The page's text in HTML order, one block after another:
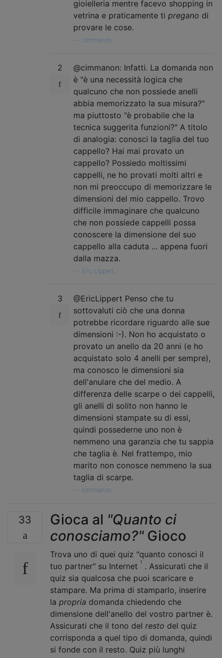
gioielleria mentre facevo shopping in
vetrina e praticamente ti pregano di
provare le cose.
cimmanon,
2
@cimmanon: Infatti. La domanda non
è "è una necessità logica che
qualcuno che non possiede anelli
abbia memorizzato la sua misura?"
ma piuttosto "è probabile che la
tecnica suggerita funzioni?" A titolo
di analogia: conosci la taglia del tuo
cappello? Hai mai provato un
cappello? Possiedo moltissimi
cappelli, ne ho provati molti altri e
non mi preoccupo di memorizzare le
dimensioni del mio cappello. Trovo
difficile immaginare che qualcuno
che non possiede cappelli possa
conoscere la dimensione del suo
cappello alla caduta ... appena fuori
dalla mazza.
Eric Lippert,
3
@EricLippert Penso che tu
sottovaluti ciò che una donna
potrebbe ricordare riguardo alle sue
dimensioni :-). Non ho acquistato o
provato un anello da 20 anni (e ho
acquistato solo 4 anelli per sempre),
ma conosco le dimensioni sia
dell'anulare che del medio. A
differenza delle scarpe o dei cappelli,
gli anelli di solito non hanno le
dimensioni stampate su di essi,
quindi possederne uno non è
nemmeno una garanzia che tu sappia
che taglia è. Nel frattempo, mio ​​
marito non conosce nemmeno la sua
taglia di scarpe.
cimmanon,
33 Gioca al "Quanto ci
conosciamo?" Gioco
Trova uno di quei quiz "quanto conosci il
tuo partner" su Internet 1
. Assicurati che il
quiz sia qualcosa che puoi scaricare e
stampare. Ma prima di stamparlo, inserire
la propria domanda chiedendo che
dimensione dell'anello del vostro partner è.
Assicurati che il tono del resto del quiz
corrisponda a quel tipo di domanda, quindi
si fonde con il resto. Quiz più lunghi